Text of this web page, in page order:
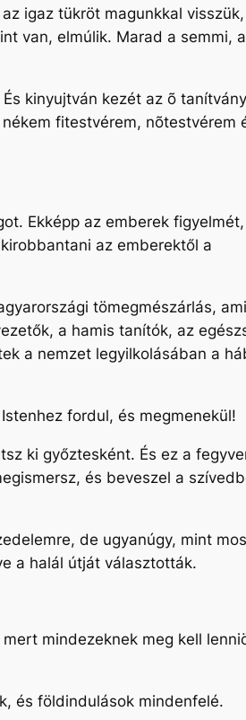
igaz tükröt magunkkal
van, elmúlik. Marad a semmi,
kinyujtván kezét az õ
fitestvérem, nõtestvérem
Ekképp az emberek
az emberektől a
tömegmészárlás,
a hamis tanítók, az
a nemzet legyilkolásában a
fordul, és megmenekül!
ki győztesként. És ez a
és beveszel a
de ugyanúgy, mint
a halál útját választották.
mindezeknek meg kell
és földindulások mindenfelé.